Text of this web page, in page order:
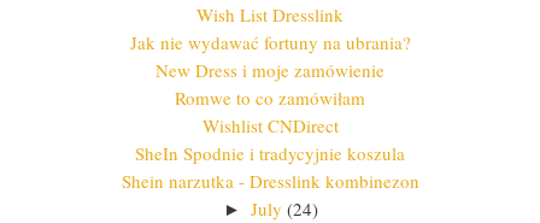
Wish List Dresslink
Jak nie wydawać fortuny na ubrania?
New Dress i moje zamówienie
Romwe to co zamówiłam
Wishlist CNDirect
SheIn Spodnie i tradycyjnie koszula
Shein narzutka - Dresslink kombinezon
► July (24)